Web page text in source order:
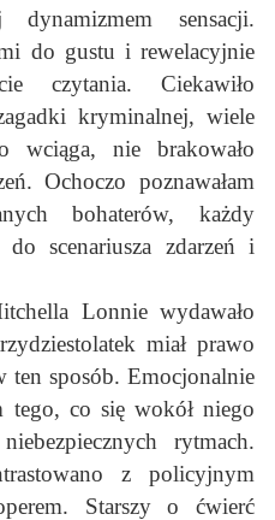
sensacji.
mi do gustu i rewelacyjnie
czytania. Ciekawiło
kryminalnej, wiele
wciąga, nie brakowało
Ochoczo poznawałam
bohaterów, każdy
do scenariusza zdarzeń i
Lonnie wydawało
miał prawo
ten sposób. Emocjonalnie
tego, co się wokół niego
rytmach.
z policyjnym
Starszy o ćwierć